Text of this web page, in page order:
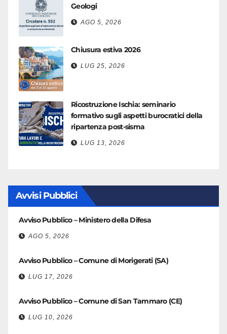
Geologi
AGO 5, 2026
Chiusura estiva 2026
LUG 25, 2026
Ricostruzione Ischia: seminario
formativo sugli aspetti burocratici della
ripartenza post-sisma
LUG 13, 2026
Avvisi Pubblici
Avviso Pubblico – Ministero della Difesa
AGO 5, 2026
Avviso Pubblico – Comune di Morigerati (SA)
LUG 17, 2026
Avviso Pubblico – Comune di San Tammaro (CE)
LUG 10, 2026